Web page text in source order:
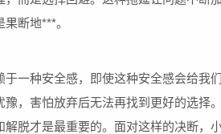
断地***。
于一种安全感，即使这种安全感会给我
豫，害怕放弃后无法再找到更好的选择
脱才是最重要的。面对这样的决断，